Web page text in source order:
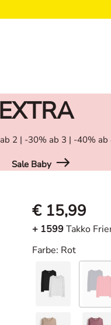
2 | -30% ab 3 | -40%
Sale Baby
€ 15,99
+ 1599Takko
Farbe: Rot